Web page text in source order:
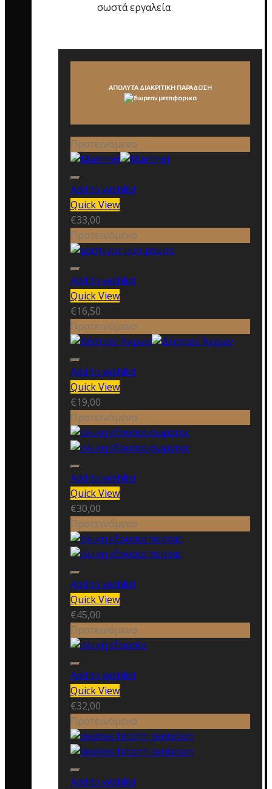
σωστά εργαλεία
ΑΠΟΛΥΤΑ ΔΙΑΚΡΙΤΙΚΗ ΠΑΡΑΔΟΣΗ
Προτεινόμενο
Add to wishlist
Quick View
€33,00
Προτεινόμενο
Add to wishlist
Quick View
€16,50
Προτεινόμενο
Add to wishlist
Quick View
€19,00
Προτεινόμενο
Add to wishlist
Quick View
€30,00
Προτεινόμενο
Add to wishlist
Quick View
€45,00
Προτεινόμενο
Add to wishlist
Quick View
€32,00
Προτεινόμενο
Add to wishlist